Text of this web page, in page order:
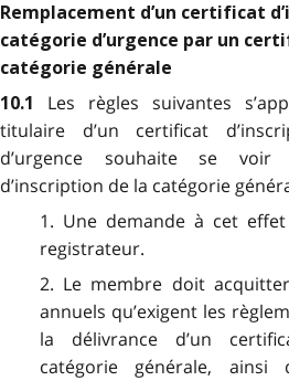
Remplacement d’un certificat
catégorie d’urgence par un
catégorie générale
10.1 Les règles suivantes
titulaire d’un certificat
d’urgence souhaite se
d’inscription de la catégorie
1. Une demande à cet
registrateur.
2. Le membre doit
annuels qu’exigent les
la délivrance d’un
catégorie générale,